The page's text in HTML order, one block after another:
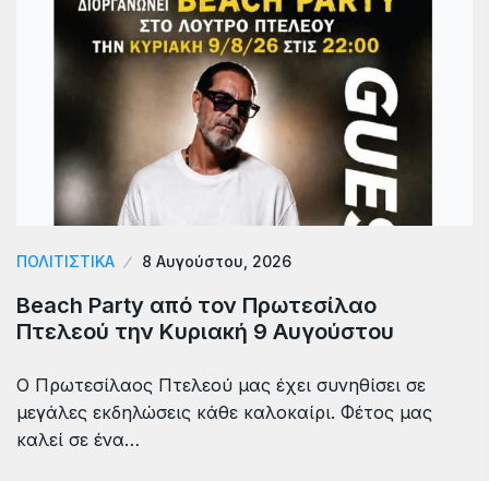
ΠΟΛΙΤΙΣΤΙΚΑ 8 Αυγούστου, 2026
Beach Party από τον Πρωτεσίλαο
Πτελεού την Κυριακή 9 Αυγούστου
Ο Πρωτεσίλαος Πτελεού μας έχει συνηθίσει σε
μεγάλες εκδηλώσεις κάθε καλοκαίρι. Φέτος μας
καλεί σε ένα…